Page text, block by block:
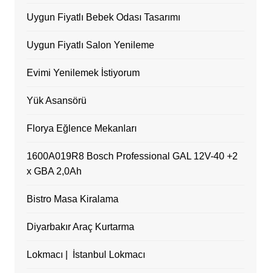
Uygun Fiyatlı Bebek Odası Tasarımı
Uygun Fiyatlı Salon Yenileme
Evimi Yenilemek İstiyorum
Yük Asansörü
Florya Eğlence Mekanları
1600A019R8 Bosch Professional GAL 12V-40 +2
x GBA 2,0Ah
Bistro Masa Kiralama
Diyarbakır Araç Kurtarma
Lokmacı | İstanbul Lokmacı